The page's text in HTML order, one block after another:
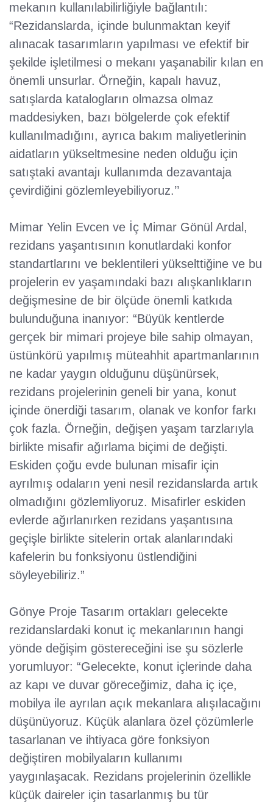
mekanın kullanılabilirliğiyle bağlantılı:
“Rezidanslarda, içinde bulunmaktan keyif
alınacak tasarımların yapılması ve efektif bir
şekilde işletilmesi o mekanı yaşanabilir kılan en
önemli unsurlar. Örneğin, kapalı havuz,
satışlarda katalogların olmazsa olmaz
maddesiyken, bazı bölgelerde çok efektif
kullanılmadığını, ayrıca bakım maliyetlerinin
aidatların yükseltmesine neden olduğu için
satıştaki avantajı kullanımda dezavantaja
çevirdiğini gözlemleyebiliyoruz.’’
Mimar Yelin Evcen ve İç Mimar Gönül Ardal,
rezidans yaşantısının konutlardaki konfor
standartlarını ve beklentileri yükselttiğine ve bu
projelerin ev yaşamındaki bazı alışkanlıkların
değişmesine de bir ölçüde önemli katkıda
bulunduğuna inanıyor: “Büyük kentlerde
gerçek bir mimari projeye bile sahip olmayan,
üstünkörü yapılmış müteahhit apartmanlarının
ne kadar yaygın olduğunu düşünürsek,
rezidans projelerinin geneli bir yana, konut
içinde önerdiği tasarım, olanak ve konfor farkı
çok fazla. Örneğin, değişen yaşam tarzlarıyla
birlikte misafir ağırlama biçimi de değişti.
Eskiden çoğu evde bulunan misafir için
ayrılmış odaların yeni nesil rezidanslarda artık
olmadığını gözlemliyoruz. Misafirler eskiden
evlerde ağırlanırken rezidans yaşantısına
geçişle birlikte sitelerin ortak alanlarındaki
kafelerin bu fonksiyonu üstlendiğini
söyleyebiliriz.”
Gönye Proje Tasarım ortakları gelecekte
rezidanslardaki konut iç mekanlarının hangi
yönde değişim göstereceğini ise şu sözlerle
yorumluyor: “Gelecekte, konut içlerinde daha
az kapı ve duvar göreceğimiz, daha iç içe,
mobilya ile ayrılan açık mekanlara alışılacağını
düşünüyoruz. Küçük alanlara özel çözümlerle
tasarlanan ve ihtiyaca göre fonksiyon
değiştiren mobilyaların kullanımı
yaygınlaşacak. Rezidans projelerinin özellikle
küçük daireler için tasarlanmış bu tür